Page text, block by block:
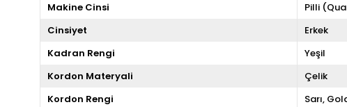
Makine Cinsi
Pilli
Cinsiyet
Erkek
Kadran Rengi
Yeşil
Kordon Materyali
Çelik
Kordon Rengi
Sarı